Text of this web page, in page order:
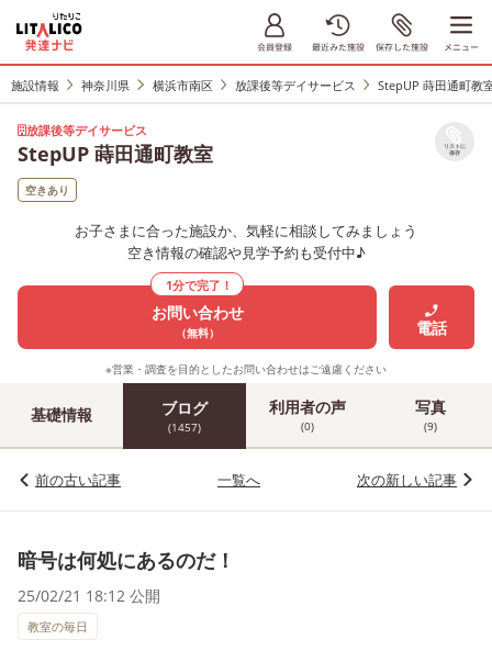
施設情報 神奈川県 横浜市南区 放課後等デイサービス StepUP 蒔田通町教
放課後等デイサービス
StepUP 蒔田通町教室 リストに
保存
空きあり
お子さまに合った施設か、気軽に相談してみましょう
空き情報の確認や見学予約も受付中♪
1分で完了！
お問い合わせ
（無料） 電話
※営業・調査を目的としたお問い合わせはご遠慮ください
基礎情報 ブログ
(1457)
利用者の声
(0)
写真
(9)
前の古い記事 一覧へ 次の新しい記事
暗号は何処にあるのだ！
25/02/21 18:12 公開
教室の毎日